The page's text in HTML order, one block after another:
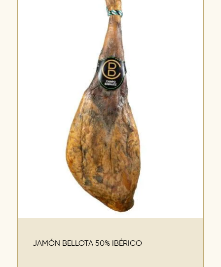
JAMÓN BELLOTA 50% IBÉRICO